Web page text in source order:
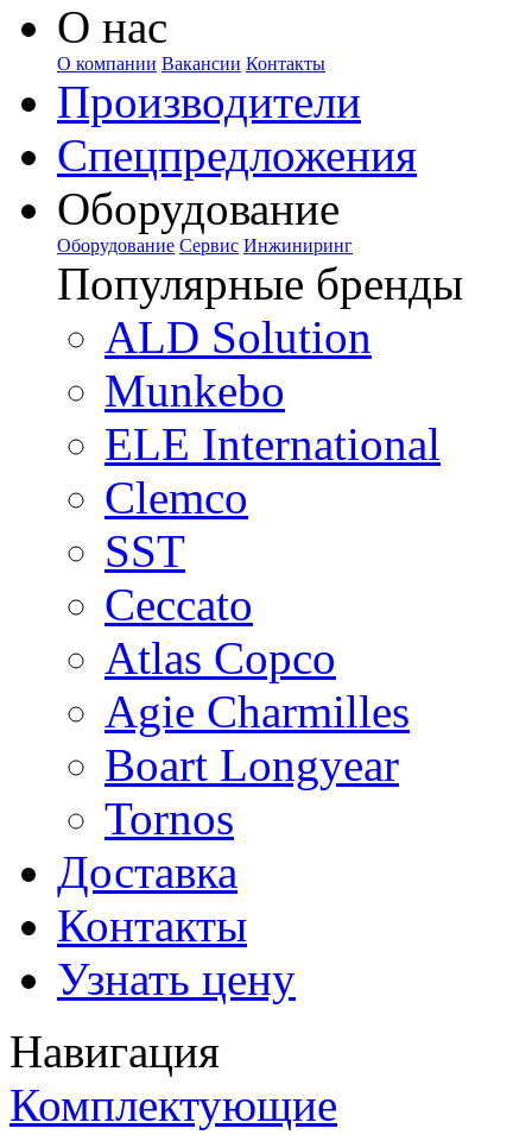
О нас
О компании Вакансии Контакты
Производители
Спецпредложения
Оборудование
Оборудование Сервис Инжиниринг
Популярные бренды
ALD Solution
Munkebo
ELE International
Clemco
SST
Ceccato
Atlas Copco
Agie Charmilles
Boart Longyear
Tornos
Доставка
Контакты
Узнать цену
Навигация
Комплектующие